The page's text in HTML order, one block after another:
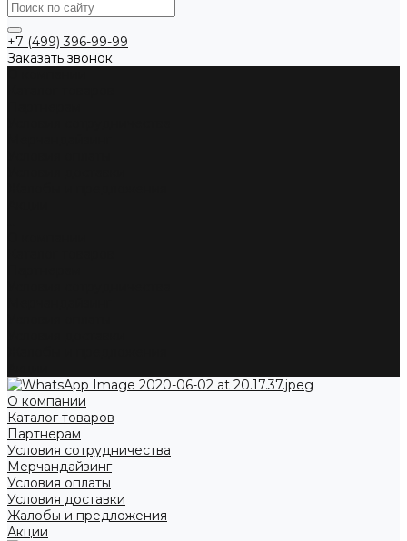
+7 (499) 396-99-99
Заказать звонок
О компании
Каталог товаров
Партнерам
Условия сотрудничества
Мерчандайзинг
Условия оплаты
Условия доставки
Жалобы и предложения
Акции